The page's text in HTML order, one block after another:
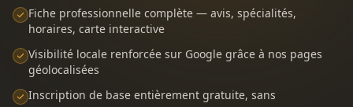
Fiche professionnelle complète — avis, spécialités,
horaires, carte interactive
Visibilité locale renforcée sur Google grâce à nos pages
géolocalisées
Inscription de base entièrement gratuite, sans